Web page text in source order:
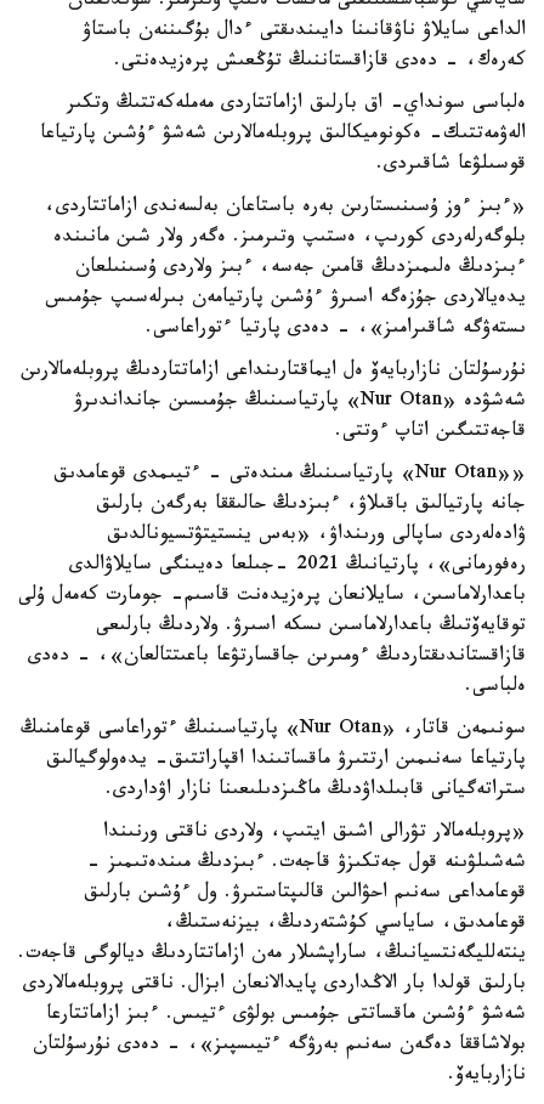
الداعى سايلاۋ ناۋقانىنا دايىندىقتى ءدال بۇگىننەن باستاۋ
كەرەك، - دەدى قازاقستاننىڭ تۇڭعىش پرەزيدەنتى.
ەلباسى سونداي- اق بارلىق ازاماتتاردى مەملەكەتتىڭ وتكىر
الەۋمەتتىك- ەكونوميكالىق پروبلەمالارىن شەشۋ ءۇشىن پارتياعا
قوسىلۋعا شاقىردى.
«ءبىز ءوز ۇسىنىستارىن بەرە باستاعان بەلسەندى ازاماتتاردى،
بلوگەرلەردى كورىپ، ەستىپ وتىرمىز. ەگەر ولار شىن مانىندە
ءبىزدىڭ ەلىمىزدىڭ قامىن جەسە، ءبىز ولاردى ۇسىنىلعان
يدەيالاردى جۇزەگە اسىرۋ ءۇشىن پارتيامەن بىرلەسىپ جۇمىس
ىستەۋگە شاقىرامىز»، - دەدى پارتيا ءتوراعاسى.
نۇرسۇلتان نازاربايەۆ ەل ايماقتارىنداعى ازاماتتاردىڭ پروبلەمالارىن
شەشۋدە «Nur Otan» پارتياسىنىڭ جۇمىسىن جانداندىرۋ
قاجەتتىگىن اتاپ ءوتتى.
««Nur Otan» پارتياسىنىڭ مىندەتى - ءتيىمدى قوعامدىق
جانە پارتيالىق باقىلاۋ، ءبىزدىڭ حالىققا بەرگەن بارلىق
ۋادەلەردى ساپالى ورىنداۋ، «بەس ينستيتۋتسيونالدىق
رەفورمانى»، پارتيانىڭ 2021 -جىلعا دەيىنگى سايلاۋالدى
باعدارلاماسىن، سايلانعان پرەزيدەنت قاسىم- جومارت كەمەل ۇلى
توقايەۆتىڭ باعدارلاماسىن ىسكە اسىرۋ. ولاردىڭ بارلىعى
قازاقستاندىقتاردىڭ ءومىرىن جاقسارتۋعا باعىتتالعان»، - دەدى
ەلباسى.
سونىمەن قاتار، «Nur Otan» پارتياسىنىڭ ءتوراعاسى قوعامنىڭ
پارتياعا سەنىمىن ارتتىرۋ ماقساتىندا اقپاراتتىق- يدەولوگيالىق
ستراتەگيانى قابىلداۋدىڭ ماڭىزدىلىعىنا نازار اۋداردى.
«پروبلەمالار تۋرالى اشىق ايتىپ، ولاردى ناقتى ورنىندا
شەشىلۋىنە قول جەتكىزۋ قاجەت. ءبىزدىڭ مىندەتىمىز -
قوعامداعى سەنىم احۋالىن قالىپتاستىرۋ. ول ءۇشىن بارلىق
قوعامدىق، ساياسي كۇشتەردىڭ، بيزنەستىڭ،
ينتەلليگەنتسيانىڭ، ساراپشىلار مەن ازاماتتاردىڭ ديالوگى قاجەت.
بارلىق قولدا بار الاڭداردى پايدالانعان ابزال. ناقتى پروبلەمالاردى
شەشۋ ءۇشىن ماقساتتى جۇمىس بولۋى ءتيىس. ءبىز ازاماتتارعا
بولاشاققا دەگەن سەنىم بەرۋگە ءتيىسپىز»، - دەدى نۇرسۇلتان
نازاربايەۆ.